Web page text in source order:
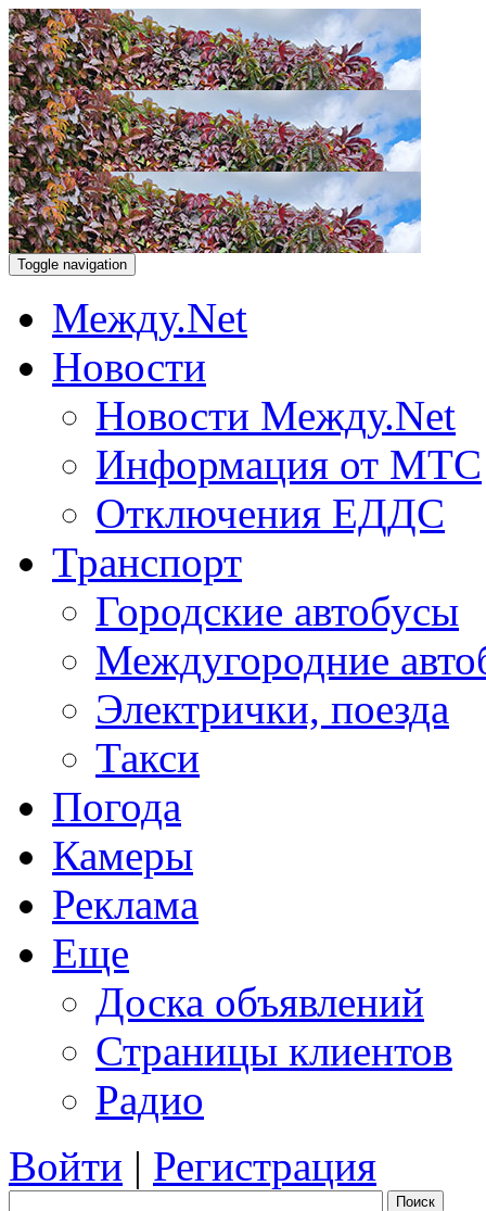
Toggle navigation
Между.Net
Новости
Новости Между.Net
Информация от МТС
Отключения ЕДДС
Транспорт
Городские автобусы
Междугородние
Электрички, поезда
Такси
Погода
Камеры
Реклама
Еще
Доска объявлений
Страницы клиентов
Радио
Войти | Регистрация
Поиск